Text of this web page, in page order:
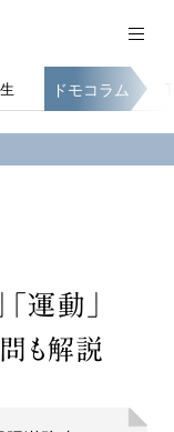
ドモコラム
運動」
問も解説